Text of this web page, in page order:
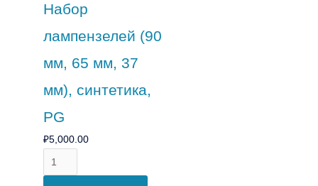
Набор
лампензелей (90
мм, 65 мм, 37
мм), синтетика,
PG
₽5,000.00